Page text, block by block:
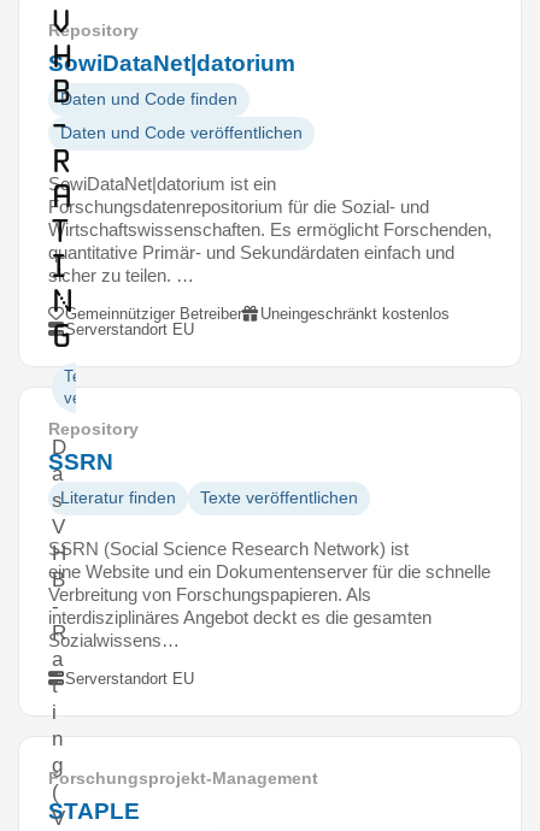
V
H
B
-
R
a
t
i
n
g
Texte
veröffentlichen
D
a
s
V
H
B
-
R
a
t
i
n
g
(
V
Repository
SowiDataNet|datorium
Daten und Code finden
Daten und Code veröffentlichen
SowiDataNet|datorium ist ein
Forschungsdatenrepositorium für die Sozial- und
Wirtschaftswissenschaften. Es ermöglicht Forschenden,
quantitative Primär- und Sekundärdaten einfach und
sicher zu teilen. …
Gemeinnütziger Betreiber
Uneingeschränkt kostenlos
Serverstandort EU
Repository
SSRN
Literatur finden Texte veröffentlichen
SSRN (Social Science Research Network) ist
eine Website und ein Dokumentenserver für die schnelle
Verbreitung von Forschungspapieren. Als
interdisziplinäres Angebot deckt es die gesamten
Sozialwissens…
Serverstandort EU
Forschungsprojekt-Management
STAPLE